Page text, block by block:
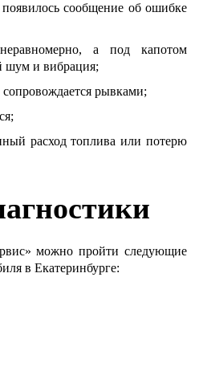
сообщение об ошибке
неравномерно, а под капотом
шум и вибрация;
рывками;
расход топлива или потерю
можно пройти следующие
в Екатеринбурге: